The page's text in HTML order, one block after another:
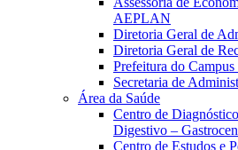
AEPLAN
Diretoria Geral de
Diretoria Geral de
Prefeitura do
Secretaria de
Área da Saúde
Centro de
Digestivo –
Centro de Estudos e